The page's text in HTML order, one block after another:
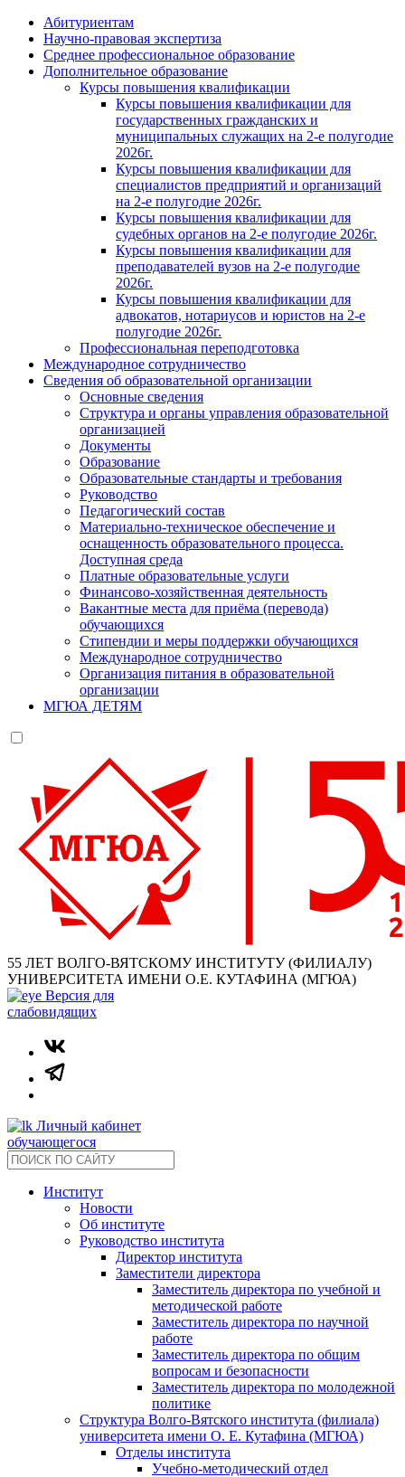
Абитуриентам
Научно-правовая экспертиза
Cреднее профессиональное образование
Дополнительное образование
Курсы повышения квалификации
Курсы повышения квалификации для
государственных гражданских и
муниципальных служащих на 2-е полугодие
2026г.
Курсы повышения квалификации для
специалистов предприятий и организаций
на 2-е полугодие 2026г.
Курсы повышения квалификации для
судебных органов на 2-е полугодие 2026г.
Курсы повышения квалификации для
преподавателей вузов на 2-е полугодие
2026г.
Курсы повышения квалификации для
адвокатов, нотариусов и юристов на 2-е
полугодие 2026г.
Профессиональная переподготовка
Международное сотрудничество
Сведения об образовательной организации
Основные сведения
Структура и органы управления образовательной
организацией
Документы
Образование
Образовательные стандарты и требования
Руководство
Педагогический состав
Материально-техническое обеспечение и
оснащенность образовательного процесса.
Доступная среда
Платные образовательные услуги
Финансово-хозяйственная деятельность
Вакантные места для приёма (перевода)
обучающихся
Стипендии и меры поддержки обучающихся
Международное сотрудничество
Организация питания в образовательной
организации
МГЮА ДЕТЯМ
55 ЛЕТ ВОЛГО-ВЯТСКОМУ ИНСТИТУТУ (ФИЛИАЛУ)
УНИВЕРСИТЕТА ИМЕНИ О.Е. КУТАФИНА (МГЮА)
Версия для
слабовидящих
Личный кабинет
обучающегося
Институт
Новости
Об институте
Руководство института
Директор института
Заместители директора
Заместитель директора по учебной и
методической работе
Заместитель директора по научной
работе
Заместитель директора по общим
вопросам и безопасности
Заместитель директора по молодежной
политике
Структура Волго-Вятского института (филиала)
университета имени О. Е. Кутафина (МГЮА)
Отделы института
Учебно-методический отдел